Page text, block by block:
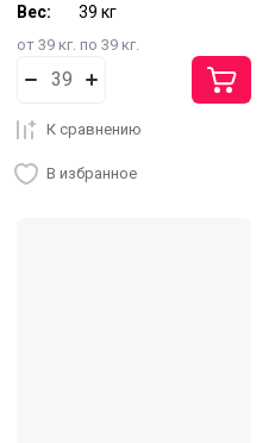
Вес: 39 кг
от 39 кг. по 39 кг.
К сравнению
В избранное